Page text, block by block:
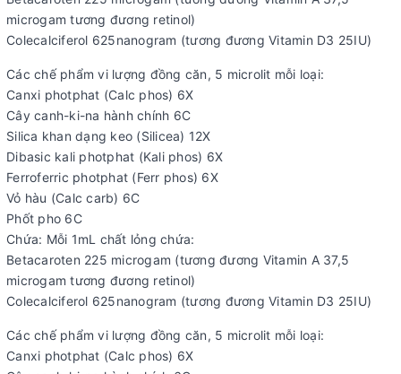
microgam tương đương retinol)
Colecalciferol 625nanogram (tương đương Vitamin D3 25IU)
Các chế phẩm vi lượng đồng căn, 5 microlit mỗi loại:
Canxi photphat (Calc phos) 6X
Cây canh-ki-na hành chính 6C
Silica khan dạng keo (Silicea) 12X
Dibasic kali photphat (Kali phos) 6X
Ferroferric photphat (Ferr phos) 6X
Vỏ hàu (Calc carb) 6C
Phốt pho 6C
Chứa: Mỗi 1mL chất lỏng chứa:
Betacaroten 225 microgam (tương đương Vitamin A 37,5
microgam tương đương retinol)
Colecalciferol 625nanogram (tương đương Vitamin D3 25IU)
Các chế phẩm vi lượng đồng căn, 5 microlit mỗi loại:
Canxi photphat (Calc phos) 6X